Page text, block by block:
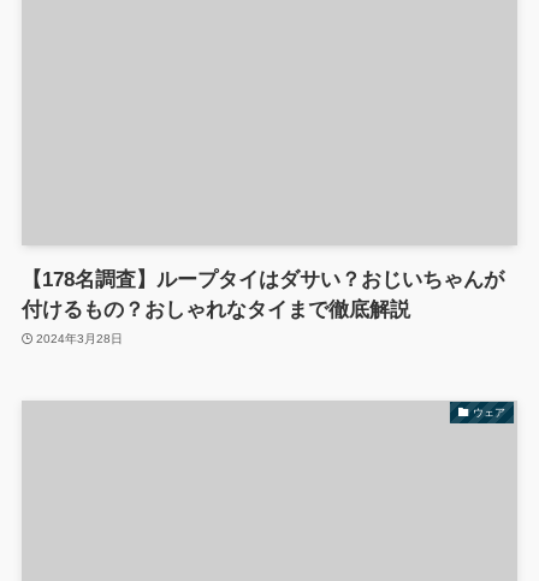
【178名調査】ループタイはダサい？おじいちゃんが
付けるもの？おしゃれなタイまで徹底解説
2024年3月28日
ウェア